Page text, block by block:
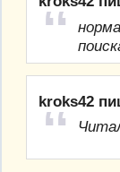
kroks42